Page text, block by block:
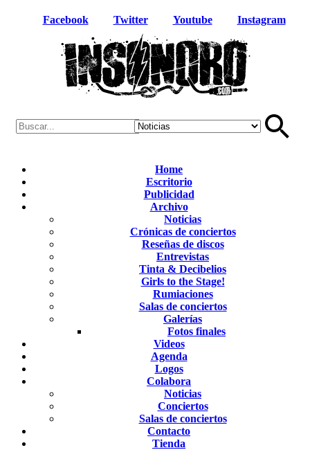
Facebook Twitter Youtube Instagram
Home
Escritorio
Publicidad
Archivo
Noticias
Crónicas de conciertos
Reseñas de discos
Entrevistas
Tinta & Decibelios
Girls to the Stage!
Rumiaciones
Salas de conciertos
Galerías
Fotos finales
Videos
Agenda
Logos
Colabora
Noticias
Conciertos
Salas de conciertos
Contacto
Tienda